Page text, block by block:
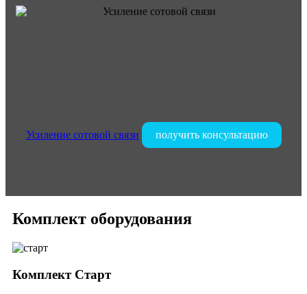
Усиление сотовой связи получить консультацию
Комплект оборудования
Комплект Старт